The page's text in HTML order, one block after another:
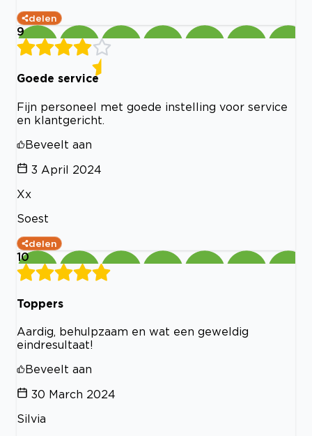
delen
9
Goede service
Fijn personeel met goede instelling voor service
en klantgericht.
Beveelt aan
3 April 2024
Xx
Soest
delen
10
Toppers
Aardig, behulpzaam en wat een geweldig
eindresultaat!
Beveelt aan
30 March 2024
Silvia